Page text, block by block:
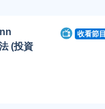
(投資
收看節目